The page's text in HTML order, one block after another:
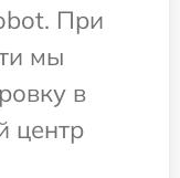
При
мы
в
центр